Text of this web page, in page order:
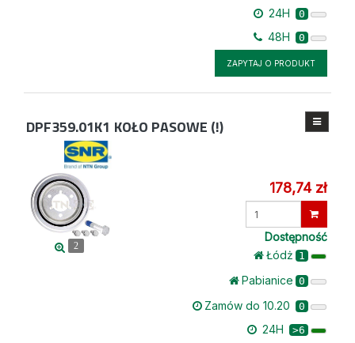
24H 0
48H 0
ZAPYTAJ O PRODUKT
DPF359.01K1 KOŁO PASOWE (!)
2
178,74 zł
Dostępność
Łódż 1
Pabianice 0
Zamów do 10.20 0
24H >6